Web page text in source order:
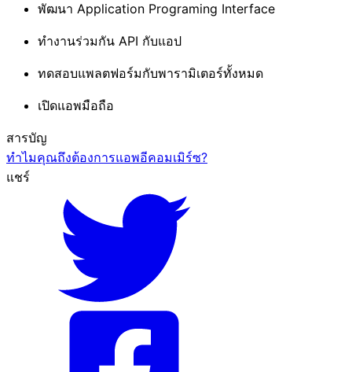
พัฒนา Application Programing Interface
ทำงานร่วมกัน API กับแอป
ทดสอบแพลตฟอร์มกับพารามิเตอร์ทั้งหมด
เปิดแอพมือถือ
สารบัญ
ทำไมคุณถึงต้องการแอพอีคอมเมิร์ซ?
แชร์